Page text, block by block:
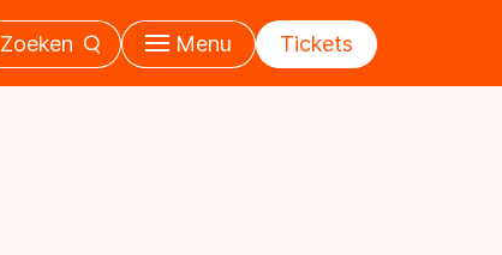
Zoeken Menu Tickets